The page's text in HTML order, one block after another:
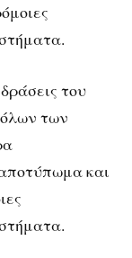
του
των
και